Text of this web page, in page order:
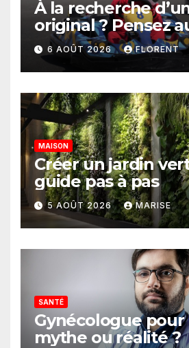
À la recherche
original ? Pensez
6 AOÛT 2026 FLORENT
MAISON
Créer un jardin
guide pas à pas
5 AOÛT 2026 MARISE
SANTÉ
Gynécologue pour
mythe ou réalité ?